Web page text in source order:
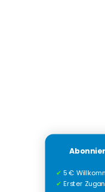
✔ 5 €
✔ Erster